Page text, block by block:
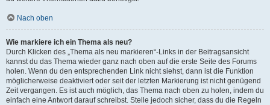
Nach oben
Wie markiere ich ein Thema als neu?
Durch Klicken des „Thema als neu markieren“-Links in der Beitragsansicht
kannst du das Thema wieder ganz nach oben auf die erste Seite des Forums
holen. Wenn du den entsprechenden Link nicht siehst, dann ist die Funktion
möglicherweise deaktiviert oder seit der letzten Markierung ist nicht genügend
Zeit vergangen. Es ist auch möglich, das Thema nach oben zu holen, indem du
einfach eine Antwort darauf schreibst. Stelle jedoch sicher, dass du die Regeln